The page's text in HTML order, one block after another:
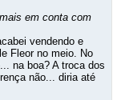
em conta com
vendendo e
Fleor no meio. No
na boa? A troca dos
não... diria até